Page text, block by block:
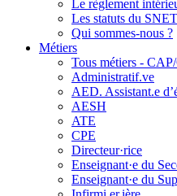
Le règlement
Les statuts du
Qui sommes-nous ?
Métiers
Tous métiers -
Administratif.ve
AED. Assistant.e
AESH
ATE
CPE
Directeur·rice
Enseignant·e du
Enseignant·e du Sup